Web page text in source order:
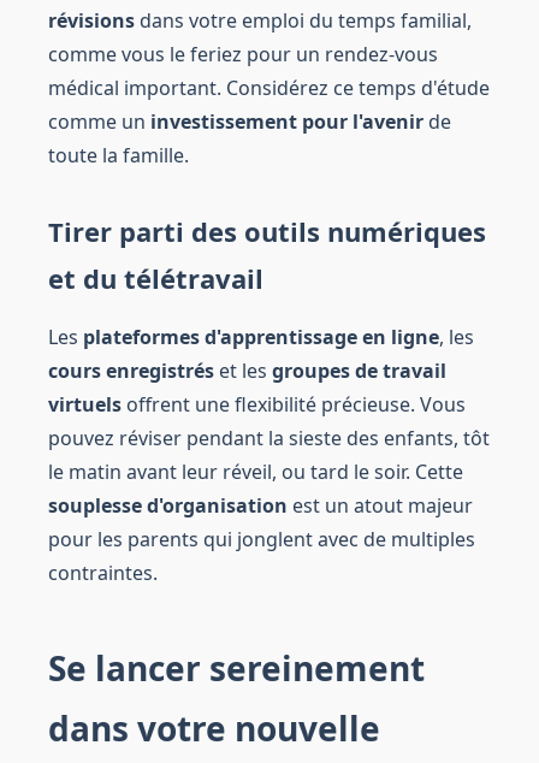
révisions dans votre emploi du temps familial,
comme vous le feriez pour un rendez-vous
médical important. Considérez ce temps d'étude
comme un investissement pour l'avenir de
toute la famille.
Tirer parti des outils numériques
et du télétravail
Les plateformes d'apprentissage en ligne, les
cours enregistrés et les groupes de travail
virtuels offrent une flexibilité précieuse. Vous
pouvez réviser pendant la sieste des enfants, tôt
le matin avant leur réveil, ou tard le soir. Cette
souplesse d'organisation est un atout majeur
pour les parents qui jonglent avec de multiples
contraintes.
Se lancer sereinement
dans votre nouvelle